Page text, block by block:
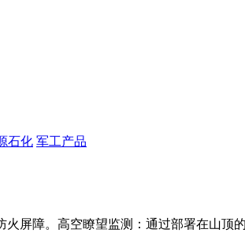
石化 军工产品
屏障。高空瞭望监测：通过部署在山顶